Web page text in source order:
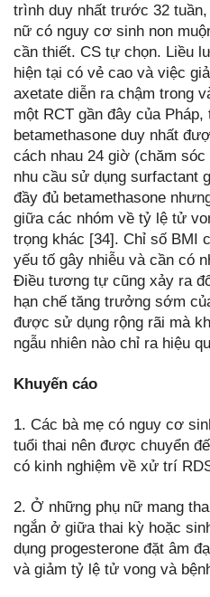
trình duy nhất trước 32
nữ có nguy cơ sinh non
cần thiết. CS tự chọn. Liều
hiện tại có vẻ cao và việc
axetate diễn ra chậm trong
một RCT gần đây của
betamethasone duy nhất
cách nhau 24 giờ (chăm
nhu cầu sử dụng surfactant
đầy đủ betamethasone
giữa các nhóm về tỷ lệ tử
trọng khác [34]. Chỉ số BMI
yếu tố gây nhiễu và cần có
Điều tương tự cũng xảy ra
hạn chế tăng trưởng sớm
được sử dụng rộng rãi mà
ngẫu nhiên nào chỉ ra hiệu
Khuyến cáo
1. Các bà mẹ có nguy cơ
tuổi thai nên được chuyển
có kinh nghiệm về xử trí
2. Ở những phụ nữ mang
ngắn ở giữa thai kỳ hoặc
dụng progesterone đặt âm
và giảm tỷ lệ tử vong và